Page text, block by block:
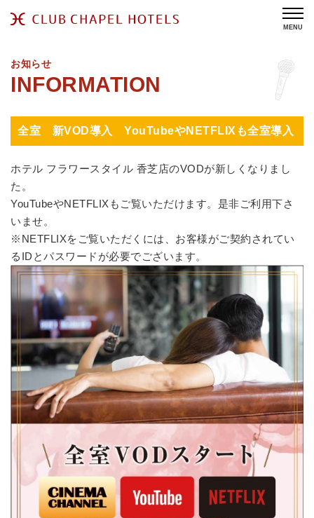
MENU
お知らせ
全室 新VOD導入 YouTubeやNETFLIXも全室導入
ホテル フラワースタイル 香芝店のVODが新しくなりまし
た。
YouTubeやNETFLIXもご覧いただけます。是非ご利用下さ
いませ。
※NETFLIXをご覧いただくには、お客様がご契約されてい
るIDとパスワードが必要でございます。